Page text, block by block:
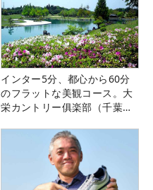
インター5分、都心から60分
のフラットな美観コース。大
栄カントリー俱楽部（千葉